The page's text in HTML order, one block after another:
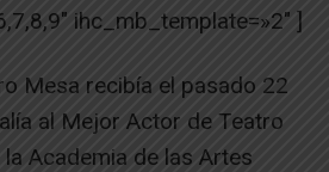
ihc_mb_template=»2″ ]
Mesa recibía el pasado 22
al Mejor Actor de Teatro
Academia de las Artes